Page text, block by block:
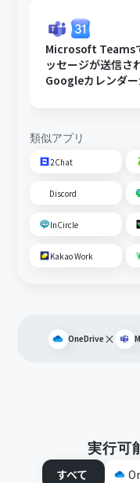
Microsoft Teams
ッセージが送信さ
Googleカレンダ
類似アプリ
2Chat
Discord
InCircle
Kakao Work
OneDrive ×
実行可
すべて